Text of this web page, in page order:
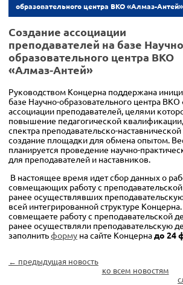
образовательного центра ВКО «Алмаз-Антей»
Создание ассоциации
преподавателей на базе
образовательного центра ВКО
«Алмаз-Антей»
Руководством Концерна поддержана
базе Научно-образовательного центра
ассоциации преподавателей, целями
повышение педагогической
спектра преподавательско-наставнической
создание площадки для обмена опытом.
планируется проведение научно-
для преподавателей и наставников.
В настоящее время идет сбор данных о
совмещающих работу с
ранее осуществлявших
всей интегрированной структуре
совмещаете работу с преподавательской
ранее осуществляли преподавательскую
заполнитьформу на сайте Концернадо 24
← предыдущая новость
ко всем новостям